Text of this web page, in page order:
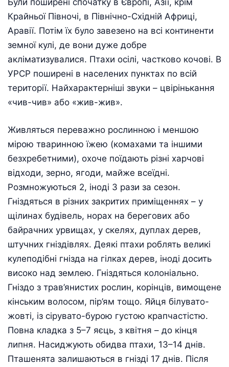
Були поширені спочатку в Європі, Азії, крім
Крайньої Півночі, в Північно-Східній Африці,
Аравії. Потім їх було завезено на всі континенти
земної кулі, де вони дуже добре
акліматизувалися. Птахи осілі, частково кочові. В
УРСР поширені в населених пунктах по всій
території. Найхарактерніші звуки – цвірінькання
«чив-чив» або «жив-жив».
Живляться переважно рослинною і меншою
мірою тваринною їжею (комахами та іншими
безхребетними), охоче поїдають різні харчові
відходи, зерно, ягоди, майже всеїдні.
Розмножуються 2, іноді 3 рази за сезон.
Гніздяться в різних закритих приміщеннях – у
щілинах будівель, норах на берегових або
байрачних урвищах, у скелях, дуплах дерев,
штучних гніздівлях. Деякі птахи роблять великі
кулеподібні гнізда на гілках дерев, іноді досить
високо над землею. Гніздяться колоніально.
Гніздо з трав’янистих рослин, корінців, вимощене
кінським волосом, пір’ям тощо. Яйця білувато-
жовті, із сірувато-бурою густою крапчастістю.
Повна кладка з 5–7 яєць, з квітня – до кінця
липня. Насиджують обидва птахи, 13–14 днів.
Пташенята залишаються в гнізді 17 днів. Після